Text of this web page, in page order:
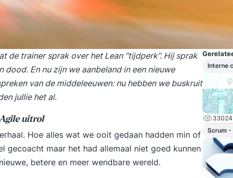
trainer sprak over het Lean “tijdperk”. Hij sprak
En nu zijn we aanbeland in een nieuwe
van de middeleeuwen: nu hebben we buskruit
jullie het al.
uitrol
Hoe alles wat we ooit gedaan hadden min of
gecoacht maar het had allemaal niet goed kunnen
betere en meer wendbare wereld.
Interne
33024
Scrum -